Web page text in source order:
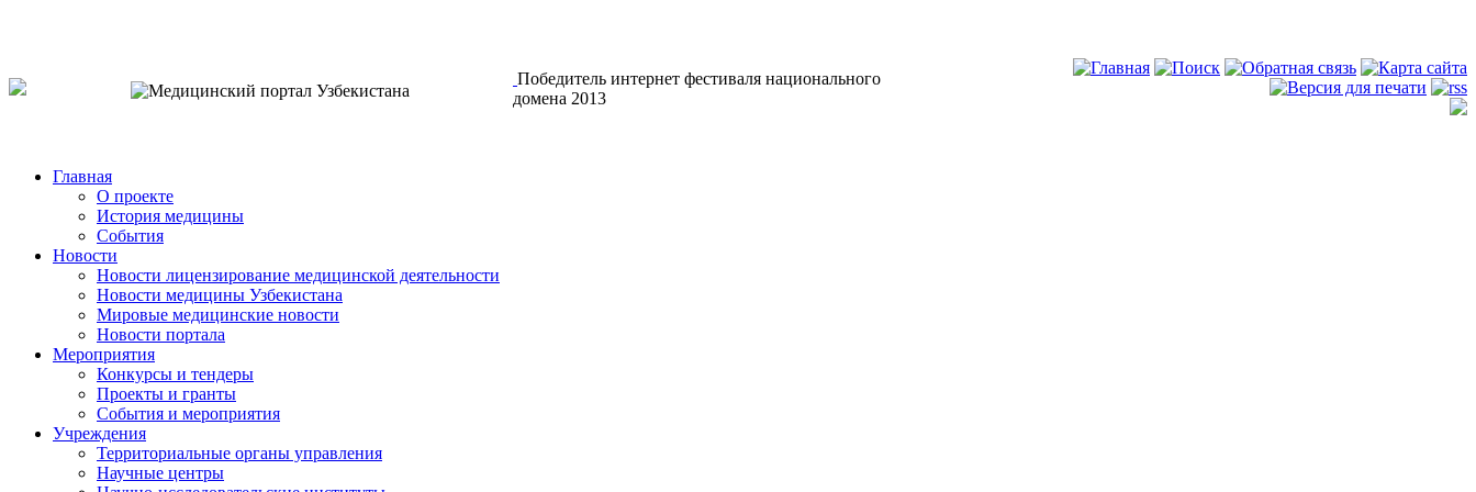
Победитель интернет фестиваля национального
домена 2013
Главная
О проекте
История медицины
События
Новости
Новости лицензирование медицинской деятельности
Новости медицины Узбекистана
Мировые медицинские новости
Новости портала
Мероприятия
Конкурсы и тендеры
Проекты и гранты
События и мероприятия
Учреждения
Территориальные органы управления
Научные центры